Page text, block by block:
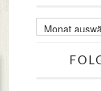
Archiv
älterer